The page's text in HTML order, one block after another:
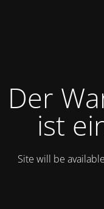
Der
ist
Site will be